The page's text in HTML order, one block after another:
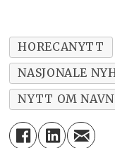
HORECANYTT
NASJONALE
NYTT OM NAVN